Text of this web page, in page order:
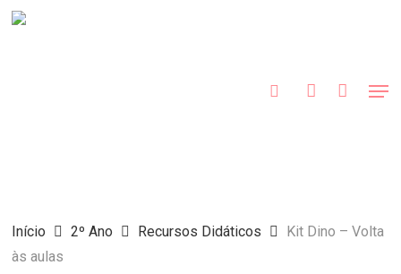
Skip
Início 2º Ano Recursos Didáticos
Kit Dino – Volta
às aulas